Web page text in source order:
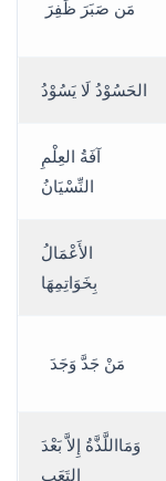
مَن صَبَرَ ظَفِرَ
الحَسُوْدُ لَا يَسُوْدُ
آفَةُ العِلْمِ
النِّسْيَانُ
الأَعْمَالُ
بِخَوَاتِمِهَا
مَنْ جَدَّ وَجَدَ
وَمَااللَّذَّةُ إِلاَّ بَعْدَ
التَعَبِ